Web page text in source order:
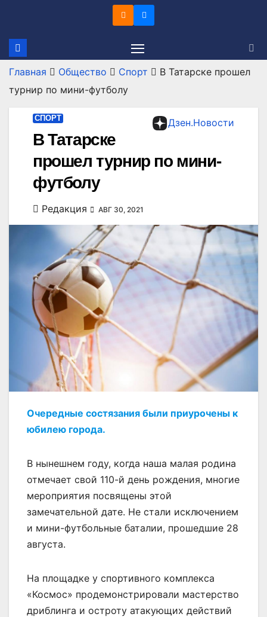
содержимому
Главная Общество Спорт
В Татарске прошел
турнир по мини-футболу
Дзен.Новости
СПОРТ
В Татарске
прошел турнир по мини-
футболу
Редакция АВГ 30, 2021
Очередные состязания были приурочены к
юбилею города.
В нынешнем году, когда наша малая родина
отмечает свой 110-й день рождения, многие
мероприятия посвящены этой
замечательной дате. Не стали исключением
и мини-футбольные баталии, прошедшие 28
августа.
На площадке у спортивного комплекса
«Космос» продемонстрировали мастерство
дриблинга и остроту атакующих действий